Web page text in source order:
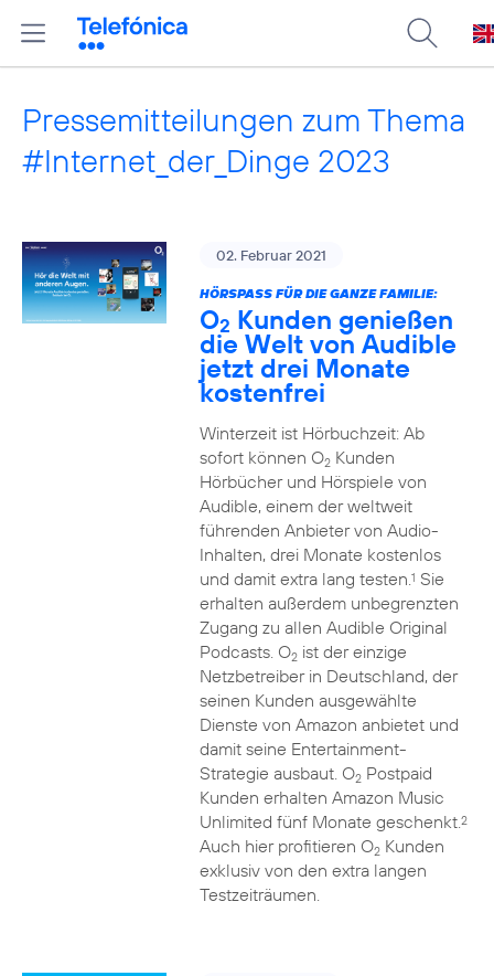
Pressemitteilungen zum Thema
#Internet_der_Dinge 2023
02. Februar 2021
HÖRSPASS FÜR DIE GANZE FAMILIE:
O2 Kunden genießen
die Welt von Audible
jetzt drei Monate
kostenfrei
Winterzeit ist Hörbuchzeit: Ab
sofort können O2Kunden
Hörbücher und Hörspiele von
Audible, einem der weltweit
führenden Anbieter von Audio-
Inhalten, drei Monate kostenlos
und damit extra lang testen.1 Sie
erhalten außerdem unbegrenzten
Zugang zu allen Audible Original
Podcasts. O2ist der einzige
Netzbetreiber in Deutschland, der
seinen Kunden ausgewählte
Dienste von Amazon anbietet und
damit seine Entertainment-
Strategie ausbaut. O2Postpaid
Kunden erhalten Amazon Music
Unlimited fünf Monate geschenkt.2
Auch hier profitieren O2Kunden
exklusiv von den extra langen
Testzeiträumen.